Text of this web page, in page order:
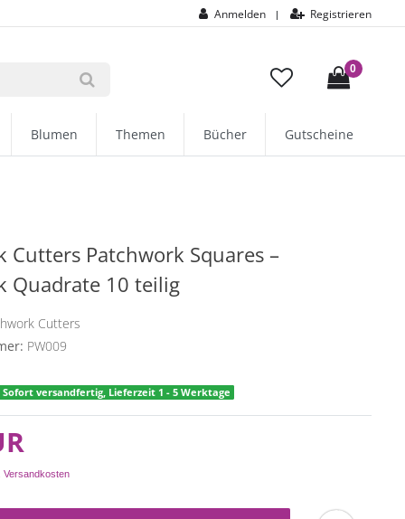
Anmelden | Registrieren
0
Blumen Themen Bücher Gutscheine
Cutters Patchwork Squares –
Quadrate 10 teilig
Cutters
PW009
Sofort versandfertig, Lieferzeit 1 - 5 Werktage
Versandkosten